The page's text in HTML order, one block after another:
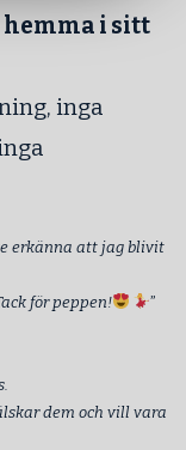
hemma i sitt
inga
erkänna att jag blivit
för peppen!
”
dem och vill vara